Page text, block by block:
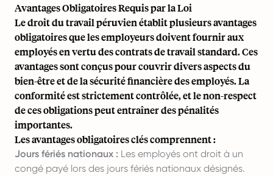
Avantages Obligatoires Requis par la Loi
Le droit du travail péruvien établit plusieurs avantages
obligatoires que les employeurs doivent fournir aux
employés en vertu des contrats de travail standard. Ces
avantages sont conçus pour couvrir divers aspects du
bien-être et de la sécurité financière des employés. La
conformité est strictement contrôlée, et le non-respect
de ces obligations peut entraîner des pénalités
importantes.
Les avantages obligatoires clés comprennent :
Jours fériés nationaux : Les employés ont droit à un
congé payé lors des jours fériés nationaux désignés.